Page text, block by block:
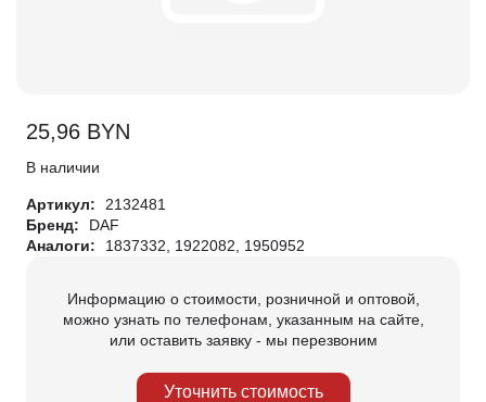
25,96 BYN
В наличии
Артикул:
2132481
Бренд:
DAF
Аналоги:
1837332, 1922082, 1950952
Информацию о стоимости, розничной и оптовой,
можно узнать по телефонам, указанным на сайте,
или оставить заявку - мы перезвоним
Уточнить стоимость